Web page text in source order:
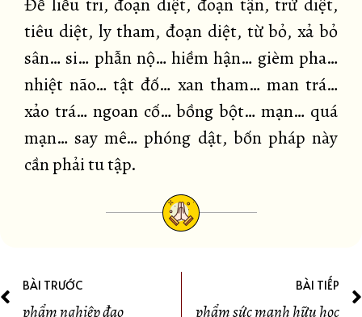
Để liễu tri, đoạn diệt, đoạn tận, trừ diệt,
tiêu diệt, ly tham, đoạn diệt, từ bỏ, xả bỏ
sân… si… phẫn nộ… hiềm hận… gièm pha…
nhiệt não… tật đố… xan tham… man trá…
xảo trá… ngoan cố… bồng bột… mạn… quá
mạn… say mê… phóng dật, bốn pháp này
cần phải tu tập.
BÀI TRƯỚC
phẩm nghiệp đạo
BÀI TIẾP
phẩm sức mạnh hữu học